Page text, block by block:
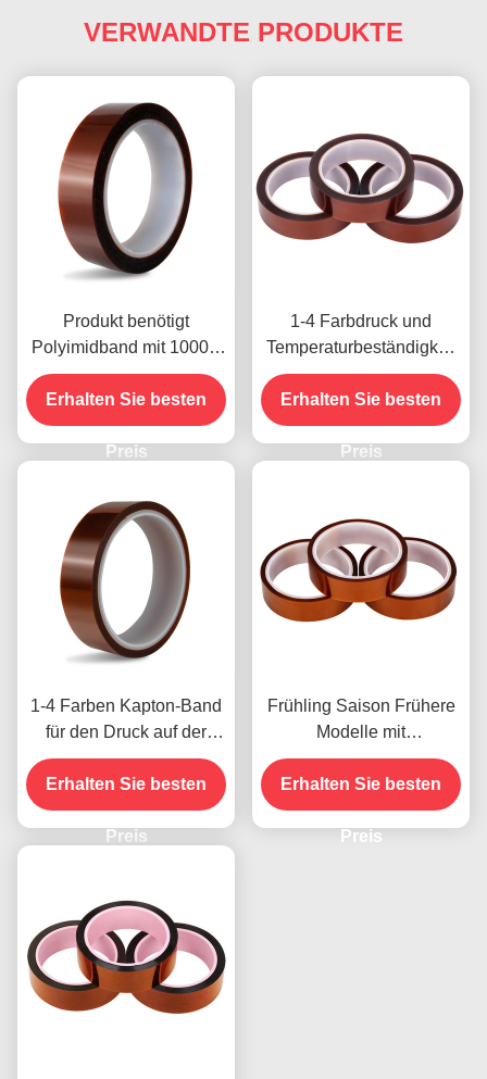
VERWANDTE PRODUKTE
Produkt benötigt
Polyimidband mit 1000V
Spannungsfestigkeit
Erhalten Sie besten
Preis
1-4 Farbdruck und
Temperaturbeständigkeit
-10C-80C
Zahlungsmethode mit
Kreditkarte für frühere
Modelle
Erhalten Sie besten
Preis
1-4 Farben Kapton-Band
für den Druck auf der
Vorderseite
Erhalten Sie besten
Preis
Frühling Saison Frühere
Modelle mit
Feuchtigkeitsbeständigke
it und 2,5N/25mm
Schälfestigkeit
Erhalten Sie besten
Preis